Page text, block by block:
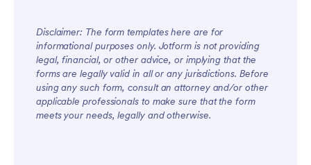
Disclaimer: The form templates here are for
informational purposes only. Jotform is not providing
legal, financial, or other advice, or implying that the
forms are legally valid in all or any jurisdictions. Before
using any such form, consult an attorney and/or other
applicable professionals to make sure that the form
meets your needs, legally and otherwise.